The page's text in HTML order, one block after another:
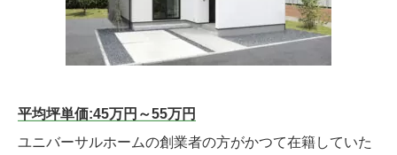
平均坪単価:45万円～55万円
ユニバーサルホームの創業者の方がかつて在籍していた